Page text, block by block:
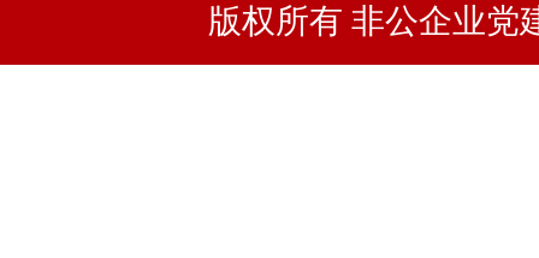
版权所有 非公企业党